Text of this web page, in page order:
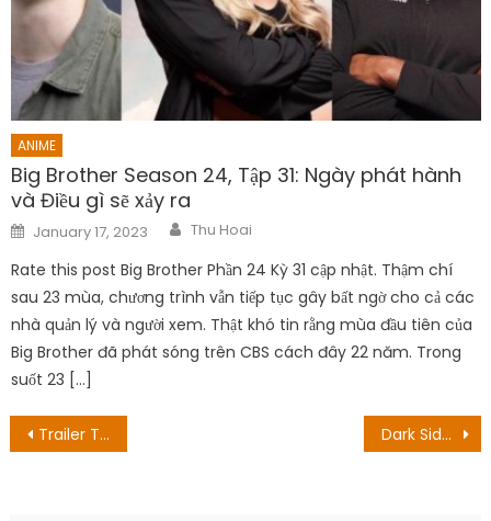
ANIME
Big Brother Season 24, Tập 31: Ngày phát hành
và Điều gì sẽ xảy ra
Posted
on
January 17, 2023 Author
Thu Hoai
Rate this post Big Brother Phần 24 Kỳ 31 cập nhật. Thậm chí
sau 23 mùa, chương trình vẫn tiếp tục gây bất ngờ cho cả các
nhà quản lý và người xem. Thật khó tin rằng mùa đầu tiên của
Big Brother đã phát sóng trên CBS cách đây 22 năm. Trong
suốt 23 […]
Post
Trailer The Tunnel to Summer, the Exit of Goodbyes được phát hành Dark Side of Comedy Season 1 Episode 7: Ngày phát hành, Hướng dẫn xem trước và phát trực tuyến